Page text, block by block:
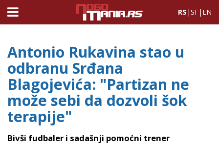
RS |SI | EN
Antonio Rukavina stao u
odbranu Srđana
Blagojevića: "Partizan ne
može sebi da dozvoli šok
terapije"
Bivši fudbaler i sadašnji pomoćni trener